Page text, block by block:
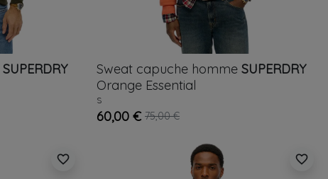
SUPERDRY
Sweat capuche homme SUPERDRY
Orange Essential
S
60,00 € 75,00 €
favorite_border favorite_border